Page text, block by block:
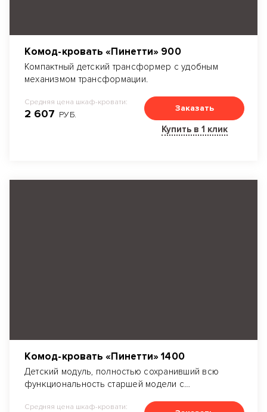
Комод-кровать «Пинетти» 900
Компактный детский трансформер с удобным
механизмом трансформации.
Средняя цена шкаф-кровати:
2 607 РУБ.
Заказать
Купить в 1 клик
Комод-кровать «Пинетти» 1400
Детский модуль, полностью сохранивший всю
функциональность старшей модели с
см.
Средняя цена шкаф-кровати: